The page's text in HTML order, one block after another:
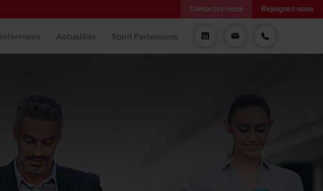
Contactez-nous Rejoignez-nous
Actualités Spirit Partenaires